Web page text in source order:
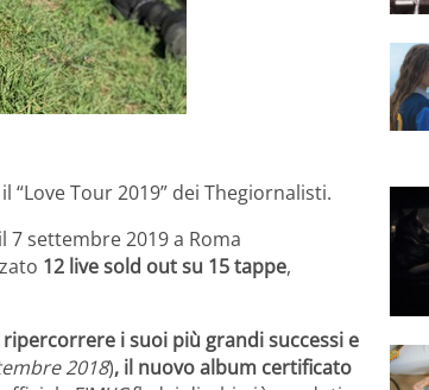
Tour 2019” dei Thegiornalisti.
settembre 2019 a Roma
12 live sold out su 15 tappe,
ripercorrere i suoi più grandi successi e
2018), il nuovo album certificato